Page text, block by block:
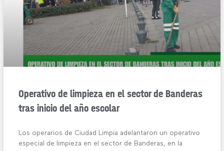
Operativo de limpieza en el sector de Banderas
tras inicio del año escolar
Los operarios de Ciudad Limpia adelantaron un operativo
especial de limpieza en el sector de Banderas, en la